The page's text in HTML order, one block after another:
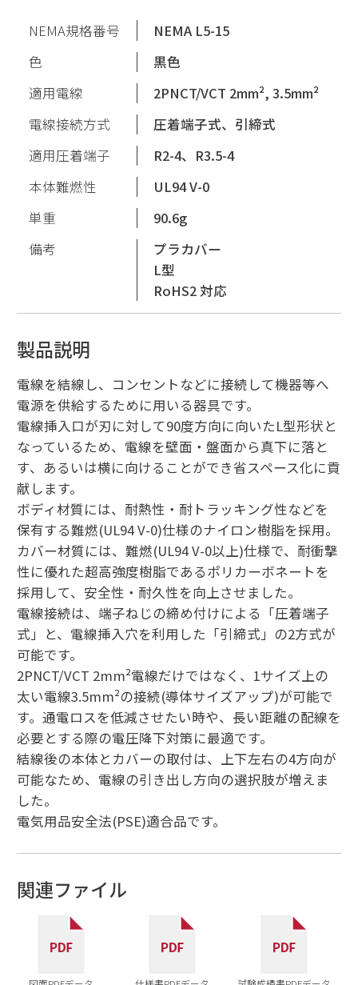
NEMA規格番号
NEMA L5-15
色
黒色
適用電線
2PNCT/VCT 2mm², 3.5mm²
電線接続方式
圧着端子式、引締式
適用圧着端子
R2-4、R3.5-4
本体難燃性
UL94 V-0
単重
90.6g
備考
プラカバー
L型
RoHS2 対応
製品説明
電線を結線し、コンセントなどに接続して機器等へ
電源を供給するために用いる器具です。
電線挿入口が刃に対して90度方向に向いたL型形状と
なっているため、電線を壁面・盤面から真下に落と
す、あるいは横に向けることができ省スペース化に貢
献します。
ボディ材質には、耐熱性・耐トラッキング性などを
保有する難燃(UL94 V-0)仕様のナイロン樹脂を採用。
カバー材質には、難燃(UL94 V-0以上)仕様で、耐衝撃
性に優れた超高強度樹脂であるポリカーボネートを
採用して、安全性・耐久性を向上させました。
電線接続は、端子ねじの締め付けによる「圧着端子
式」と、電線挿入穴を利用した「引締式」の2方式が
可能です。
2PNCT/VCT 2mm²電線だけではなく、1サイズ上の
太い電線3.5mm²の接続(導体サイズアップ)が可能で
す。通電ロスを低減させたい時や、長い距離の配線を
必要とする際の電圧降下対策に最適です。
結線後の本体とカバーの取付は、上下左右の4方向が
可能なため、電線の引き出し方向の選択肢が増えま
した。
電気用品安全法(PSE)適合品です。
関連ファイル